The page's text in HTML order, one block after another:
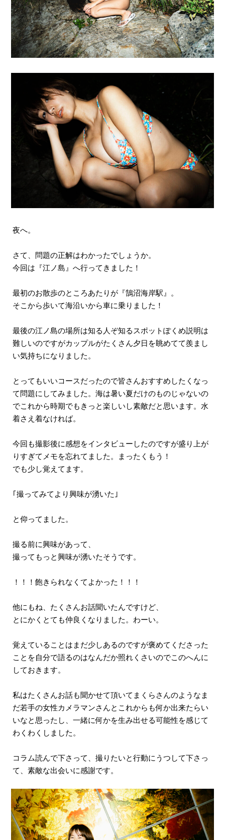
夜へ。
さて、問題の正解はわかったでしょうか。
今回は『江ノ島』へ行ってきました！
最初のお散歩のところあたりが『鵠沼海岸駅』。
そこから歩いて海沿いから車に乗りました！
最後の江ノ島の場所は知る人ぞ知るスポットぽくめ説明は
難しいのですがカップルがたくさん夕日を眺めてて羨まし
い気持ちになりました。
とってもいいコースだったので皆さんおすすめしたくなっ
て問題にしてみました。海は暑い夏だけのものじゃないの
でこれから時期でもきっと楽しいし素敵だと思います。水
着さえ着なければ。
今回も撮影後に感想をインタビューしたのですが盛り上が
りすぎてメモを忘れてました。まったくもう！
でも少し覚えてます。
｢撮ってみてより興味が湧いた｣
と仰ってました。
撮る前に興味があって、
撮ってもっと興味が湧いたそうです。
！！！飽きられなくてよかった！！！
他にもね、たくさんお話聞いたんですけど、
とにかくとても仲良くなりました。わーい。
覚えていることはまだ少しあるのですが褒めてくださった
ことを自分で語るのはなんだか照れくさいのでこのへんに
しておきます。
私はたくさんお話も聞かせて頂いてまくらさんのようなま
だ若手の女性カメラマンさんとこれからも何か出来たらい
いなと思ったし、一緒に何かを生み出せる可能性を感じて
わくわくしました。
コラム読んで下さって、撮りたいと行動にうつして下さっ
て、素敵な出会いに感謝です。